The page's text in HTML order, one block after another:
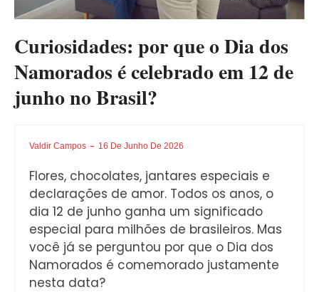
Curiosidades: por que o Dia dos
Namorados é celebrado em 12 de
junho no Brasil?
Valdir Campos 16 De Junho De 2026
Flores, chocolates, jantares especiais e
declarações de amor. Todos os anos, o
dia 12 de junho ganha um significado
especial para milhões de brasileiros. Mas
você já se perguntou por que o Dia dos
Namorados é comemorado justamente
nesta data?